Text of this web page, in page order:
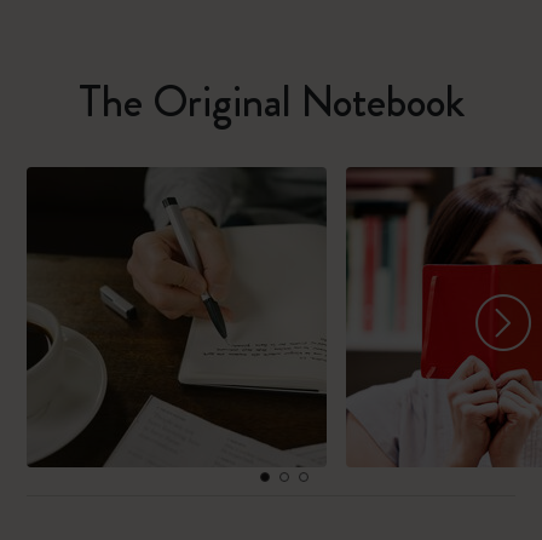
The Original Notebook